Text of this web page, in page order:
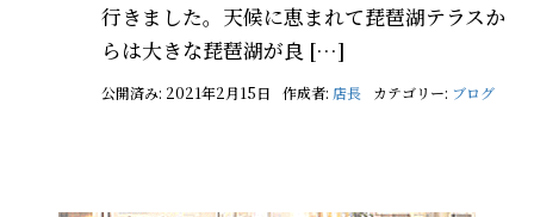
行きました。天候に恵まれて琵琶湖テラスか
らは大きな琵琶湖が良 […]
公開済み: 2021年2月15日 作成者: 店長 カテゴリー: ブログ